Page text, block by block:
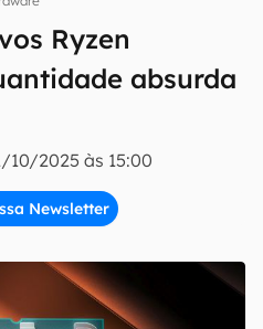
Ryzen
absurda
10/2025 às 15:00
Newsletter
em primeira
se
do Canaltech.